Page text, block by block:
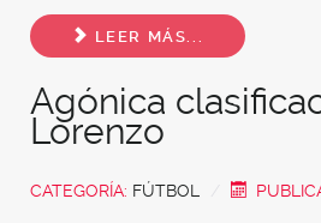
Share
LEER MÁS...
Agónica
Lorenzo
CATEGORÍA: FÚTBOL